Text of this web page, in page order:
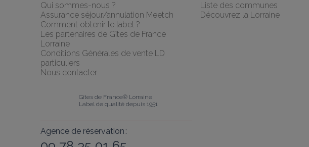
Qui sommes-nous ?
Assurance séjour/annulation Meetch
Comment obtenir le label ?
Les partenaires de Gîtes de France
Lorraine
Conditions Générales de vente LD
particuliers
Nous contacter
Liste des communes
Découvrez la Lorraine
Gîtes de France® Lorraine
Label de qualité depuis 1951
Agence de réservation :